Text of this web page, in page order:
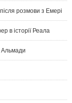
розмови з Емері
в історії Реала
Альмади